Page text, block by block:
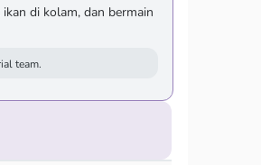
di kolam, dan bermain
team.